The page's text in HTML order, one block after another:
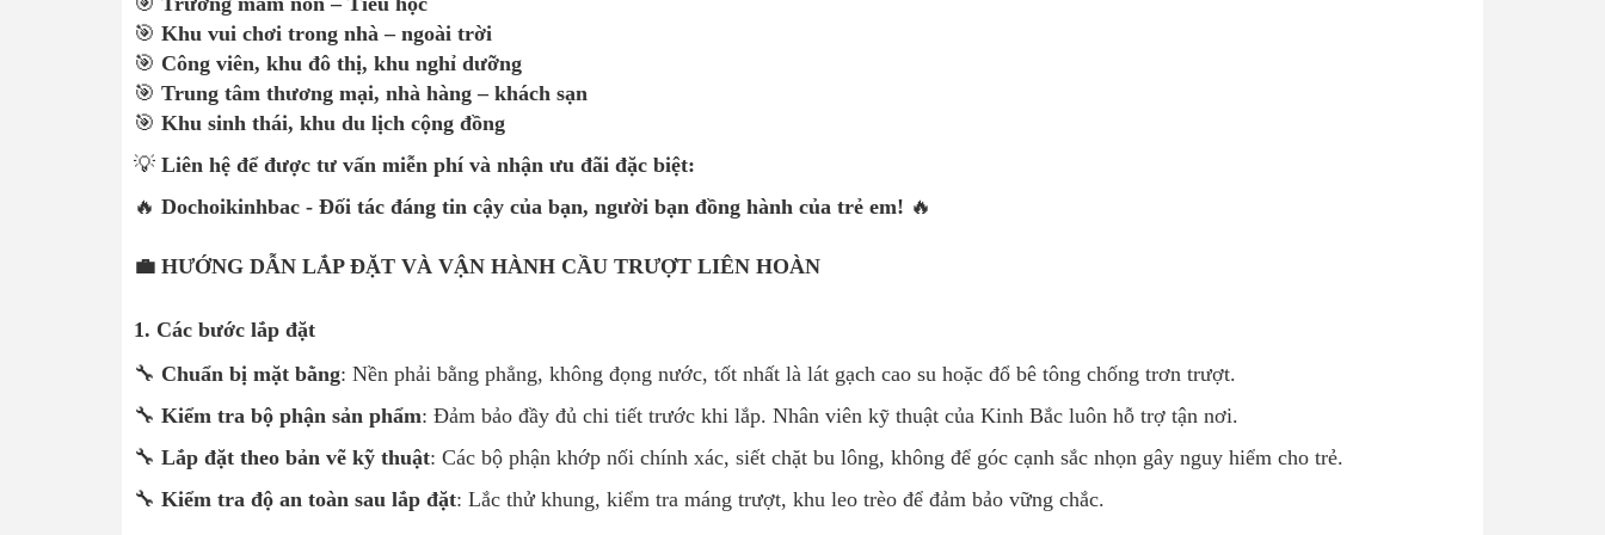
🎯 Khu vui chơi trong nhà – ngoài trời
🎯 Công viên, khu đô thị, khu nghỉ dưỡng
🎯 Trung tâm thương mại, nhà hàng – khách sạn
🎯 Khu sinh thái, khu du lịch cộng đồng
💡 Liên hệ để được tư vấn miễn phí và nhận ưu đãi đặc biệt:
🔥 Dochoikinhbac - Đối tác đáng tin cậy của bạn, người bạn đồng hành của trẻ em! 🔥
💼 HƯỚNG DẪN LẮP ĐẶT VÀ VẬN HÀNH CẦU TRƯỢT LIÊN HOÀN
1. Các bước lắp đặt
🔧 Chuẩn bị mặt bằng: Nền phải bằng phẳng, không đọng nước, tốt nhất là lát gạch cao su hoặc đổ bê tông chống trơn trượt.
🔧 Kiểm tra bộ phận sản phẩm: Đảm bảo đầy đủ chi tiết trước khi lắp. Nhân viên kỹ thuật của Kinh Bắc luôn hỗ trợ tận nơi.
🔧 Lắp đặt theo bản vẽ kỹ thuật: Các bộ phận khớp nối chính xác, siết chặt bu lông, không để góc cạnh sắc nhọn gây nguy hiểm cho trẻ.
🔧 Kiểm tra độ an toàn sau lắp đặt: Lắc thử khung, kiểm tra máng trượt, khu leo trèo để đảm bảo vững chắc.